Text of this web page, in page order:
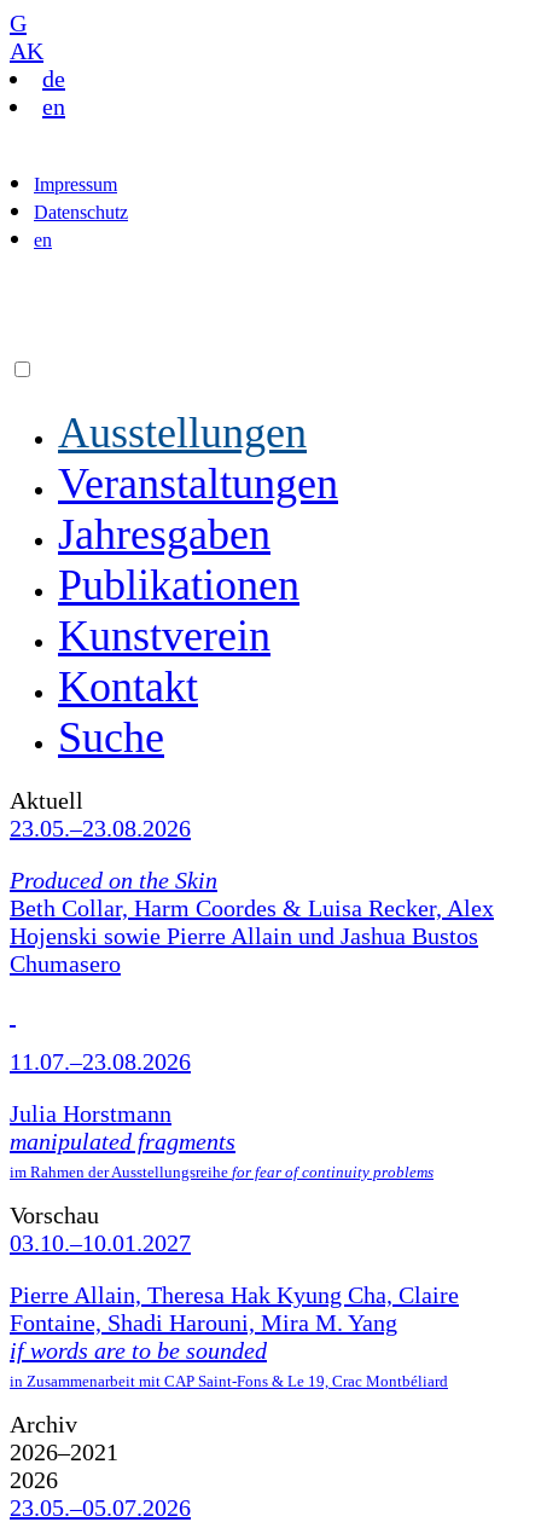
G
AK
de
en
Impressum
Datenschutz
en
Ausstellungen
Veranstaltungen
Jahresgaben
Publikationen
Kunstverein
Kontakt
Suche
Aktuell
23.05.–23.08.2026
Produced on the Skin
Beth Collar, Harm Coordes & Luisa Recker, Alex
Hojenski sowie Pierre Allain und Jashua Bustos
Chumasero
11.07.–23.08.2026
Julia Horstmann
manipulated fragments
im Rahmen der Ausstellungsreihe for fear of continuity problems
Vorschau
03.10.–10.01.2027
Pierre Allain, Theresa Hak Kyung Cha, Claire
Fontaine, Shadi Harouni, Mira M. Yang
if words are to be sounded
in Zusammenarbeit mit CAP Saint-Fons & Le 19, Crac Montbéliard
Archiv
2026–2021
2026
23.05.–05.07.2026